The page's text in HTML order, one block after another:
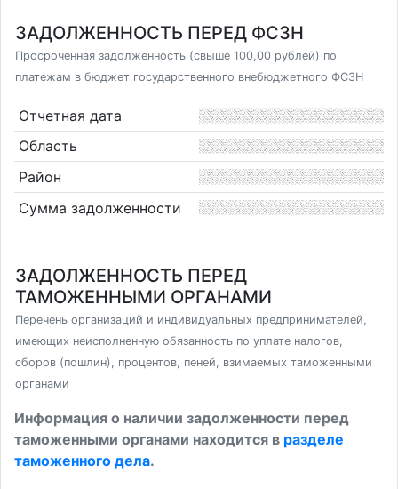
ЗАДОЛЖЕННОСТЬ ПЕРЕД ФСЗН
Просроченная задолженность (свыше 100,00 рублей) по
платежам в бюджет государственного внебюджетного ФСЗН
Отчетная дата
Область
Район
Сумма задолженности
ЗАДОЛЖЕННОСТЬ ПЕРЕД
ТАМОЖЕННЫМИ ОРГАНАМИ
Перечень организаций и индивидуальных предпринимателей,
имеющих неисполненную обязанность по уплате налогов,
сборов (пошлин), процентов, пеней, взимаемых таможенными
органами
Информация о наличии задолженности перед
таможенными органами находится в разделе
таможенного дела.